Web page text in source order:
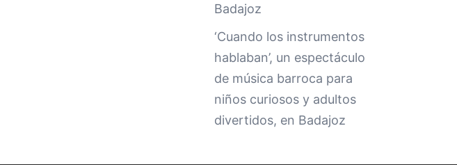
Badajoz
‘Cuando los instrumentos
hablaban’, un espectáculo
de música barroca para
niños curiosos y adultos
divertidos, en Badajoz